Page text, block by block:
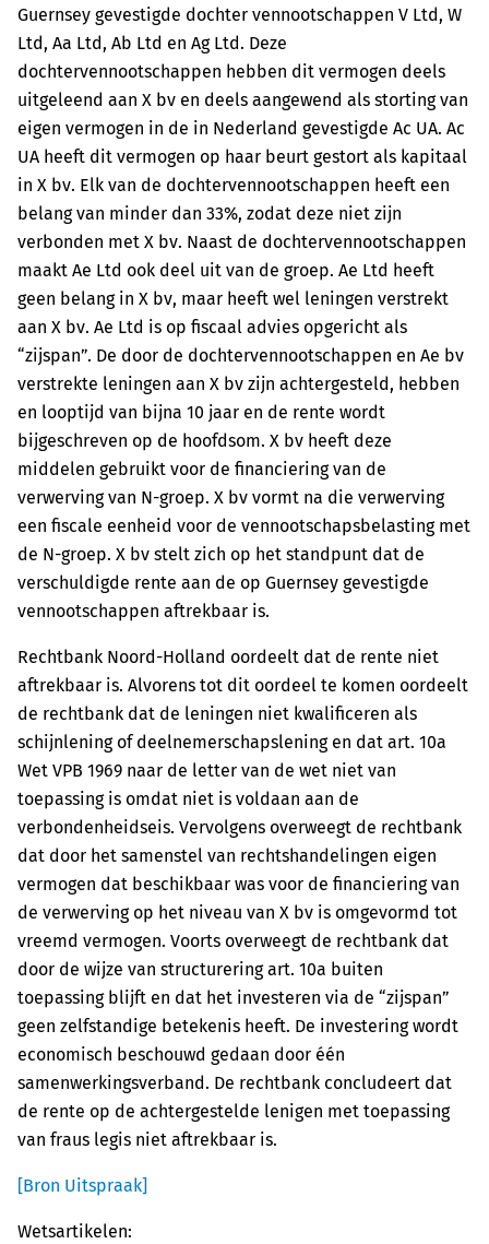
Guernsey gevestigde dochter vennootschappen V Ltd, W
Ltd, Aa Ltd, Ab Ltd en Ag Ltd. Deze
dochtervennootschappen hebben dit vermogen deels
uitgeleend aan X bv en deels aangewend als storting van
eigen vermogen in de in Nederland gevestigde Ac UA. Ac
UA heeft dit vermogen op haar beurt gestort als kapitaal
in X bv. Elk van de dochtervennootschappen heeft een
belang van minder dan 33%, zodat deze niet zijn
verbonden met X bv. Naast de dochtervennootschappen
maakt Ae Ltd ook deel uit van de groep. Ae Ltd heeft
geen belang in X bv, maar heeft wel leningen verstrekt
aan X bv. Ae Ltd is op fiscaal advies opgericht als
“zijspan”. De door de dochtervennootschappen en Ae bv
verstrekte leningen aan X bv zijn achtergesteld, hebben
en looptijd van bijna 10 jaar en de rente wordt
bijgeschreven op de hoofdsom. X bv heeft deze
middelen gebruikt voor de financiering van de
verwerving van N-groep. X bv vormt na die verwerving
een fiscale eenheid voor de vennootschapsbelasting met
de N-groep. X bv stelt zich op het standpunt dat de
verschuldigde rente aan de op Guernsey gevestigde
vennootschappen aftrekbaar is.
Rechtbank Noord-Holland oordeelt dat de rente niet
aftrekbaar is. Alvorens tot dit oordeel te komen oordeelt
de rechtbank dat de leningen niet kwalificeren als
schijnlening of deelnemerschapslening en dat art. 10a
Wet VPB 1969 naar de letter van de wet niet van
toepassing is omdat niet is voldaan aan de
verbondenheidseis. Vervolgens overweegt de rechtbank
dat door het samenstel van rechtshandelingen eigen
vermogen dat beschikbaar was voor de financiering van
de verwerving op het niveau van X bv is omgevormd tot
vreemd vermogen. Voorts overweegt de rechtbank dat
door de wijze van structurering art. 10a buiten
toepassing blijft en dat het investeren via de “zijspan”
geen zelfstandige betekenis heeft. De investering wordt
economisch beschouwd gedaan door één
samenwerkingsverband. De rechtbank concludeert dat
de rente op de achtergestelde lenigen met toepassing
van fraus legis niet aftrekbaar is.
[Bron Uitspraak]
Wetsartikelen: